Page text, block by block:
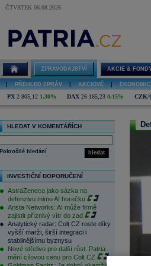
ČTVRTEK 06.08.2026
ZPRAVODAJSTVÍ AKCIE &
PŘEHLED ZPRÁV AKCIOVÉ
PX 2 805,12 1,30% DAX 26 165,23 0,15% CZK/
HLEDAT V KOMENTÁŘÍCH
hledat
Pokročilé hledání
INVESTIČNÍ DOPORUČENÍ
AstraZeneca jako sázka na
defenzivu mimo AI horečku
Arista Networks: AI může firmě
zajistit příznivý vítr do zad
Analytický radar: Colt CZ roste díky
vyšší marži, širší integraci i
stabilnějšímu byznysu
Nové střelivo pro další růst. Patria
mění cílovou cenu pro Colt CZ